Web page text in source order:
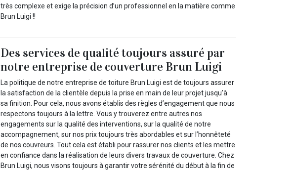
très complexe et exige la précision d’un professionnel en la matière comme
Brun Luigi !!
Des services de qualité toujours assuré par
notre entreprise de couverture Brun Luigi
La politique de notre entreprise de toiture Brun Luigi est de toujours assurer
la satisfaction de la clientèle depuis la prise en main de leur projet jusqu’à
sa finition. Pour cela, nous avons établis des règles d’engagement que nous
respectons toujours à la lettre. Vous y trouverez entre autres nos
engagements sur la qualité des interventions, sur la qualité de notre
accompagnement, sur nos prix toujours très abordables et sur l’honnêteté
de nos couvreurs. Tout cela est établi pour rassurer nos clients et les mettre
en confiance dans la réalisation de leurs divers travaux de couverture. Chez
Brun Luigi, nous visons toujours à garantir votre sérénité du début à la fin de